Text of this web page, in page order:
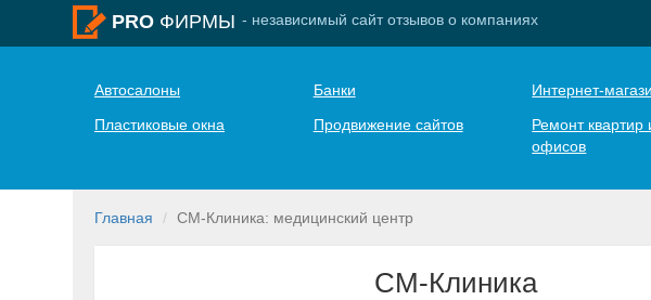
PRO ФИРМЫ - независимый сайт отзывов о компаниях
Автосалоны Банки Интернет-
Пластиковые окна
Продвижение сайтов
Ремонт квартир
офисов
Главная СМ-Клиника: медицинский центр
СМ-Клиника